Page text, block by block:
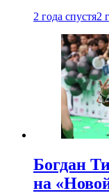
2 года спустя2
Богдан
на